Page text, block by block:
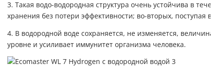
3. Такая водо-водородная структура очень устойчива в
хранения без потери эффективности; во-вторых, поступая
4. В водородной воде сохраняется, не изменяется,
уровне и усиливает иммунитет организма человека.